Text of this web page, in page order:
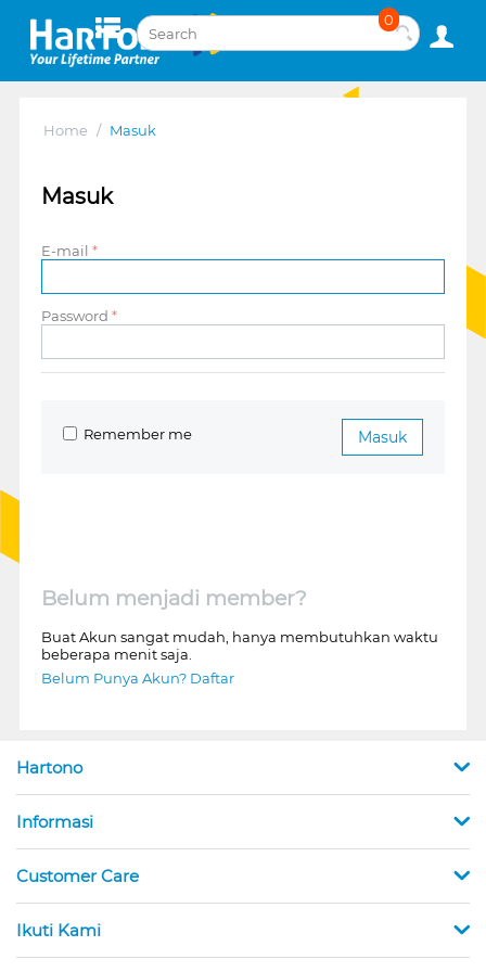
0
Home / Masuk
Masuk
E-mail
Password
Masuk
Remember me
Belum menjadi member?
Buat Akun sangat mudah, hanya membutuhkan waktu
beberapa menit saja.
Belum Punya Akun? Daftar
Hartono
Informasi
Customer Care
Ikuti Kami